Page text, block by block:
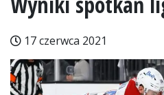
17 czerwca 2021